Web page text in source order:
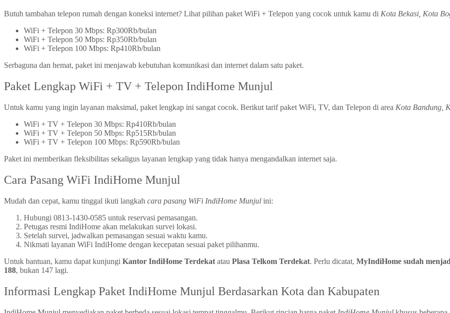
Butuh tambahan telepon rumah dengan koneksi internet? Lihat pilihan paket WiFi + Telepon yang cocok untuk kamu di Kota Bekasi, Kota
WiFi + Telepon 30 Mbps: Rp300Rb/bulan
WiFi + Telepon 50 Mbps: Rp350Rb/bulan
WiFi + Telepon 100 Mbps: Rp410Rb/bulan
Serbaguna dan hemat, paket ini menjawab kebutuhan komunikasi dan internet dalam satu paket.
Paket Lengkap WiFi + TV + Telepon IndiHome Munjul
Untuk kamu yang ingin layanan maksimal, paket lengkap ini sangat cocok. Berikut tarif paket WiFi, TV, dan Telepon di area Kota Bandung,
WiFi + TV + Telepon 30 Mbps: Rp410Rb/bulan
WiFi + TV + Telepon 50 Mbps: Rp515Rb/bulan
WiFi + TV + Telepon 100 Mbps: Rp590Rb/bulan
Paket ini memberikan fleksibilitas sekaligus layanan lengkap yang tidak hanya mengandalkan internet saja.
Cara Pasang WiFi IndiHome Munjul
Mudah dan cepat, kamu tinggal ikuti langkah cara pasang WiFi IndiHome Munjul ini:
Hubungi 0813-1430-0585 untuk reservasi pemasangan.
Petugas resmi IndiHome akan melakukan survei lokasi.
Setelah survei, jadwalkan pemasangan sesuai waktu kamu.
Nikmati layanan WiFi IndiHome dengan kecepatan sesuai paket pilihanmu.
Untuk bantuan, kamu dapat kunjungi Kantor IndiHome Terdekat atau Plasa Telkom Terdekat. Perlu dicatat, MyIndiHome sudah
188, bukan 147 lagi.
Informasi Lengkap Paket IndiHome Munjul Berdasarkan Kota dan Kabupaten